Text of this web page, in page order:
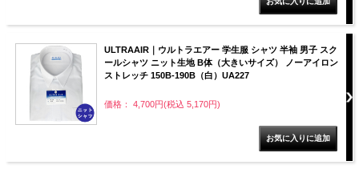
ULTRAAIR｜ウルトラエアー 学生服 シャツ 半袖 男子 スク
ールシャツ ニット生地 B体（大きいサイズ） ノーアイロン
ストレッチ 150B-190B（白）UA227
価格： 4,700円(税込 5,170円)